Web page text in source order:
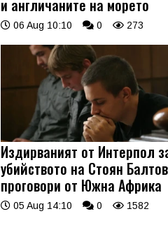
и англичаните на морето
06 Aug 10:10 0 273
Издирваният от Интерпол
убийството на Стоян Балтов
проговори от Южна Африка
05 Aug 14:10 0 1582